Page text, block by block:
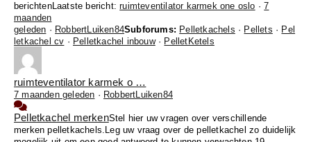
berichtenLaatste bericht:ruimteventilator karmek one oslo ·7
maanden
geleden · RobbertLuiken84Subforums: Pelletkachels · Pellets · Pel
letkachel cv · Pelletkachel inbouw· PelletKetels
ruimteventilator karmek o …
7 maanden geleden · RobbertLuiken84
Pelletkachel merkenStel hier uw vragen over verschillende
merken pelletkachels.Leg uw vraag over de pelletkachel zo duidelijk